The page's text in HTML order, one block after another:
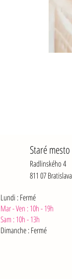
Staré mesto
Radlinského 4
811 07 Bratislava
Lundi : Fermé
Mar - Ven : 10h - 19h
Sam :10h - 13h
Dimanche : Fermé